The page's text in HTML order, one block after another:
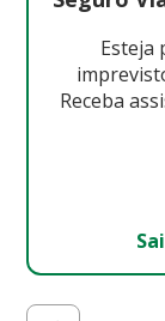
Esteja
Receba